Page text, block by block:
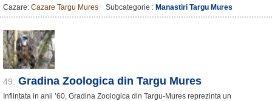
Cazare: Cazare Targu Mures Subcategorie : Manastiri Targu Mures
49. Gradina Zoologica din Targu Mures
Infiintata in anii ’60, Gradina Zoologica din Targu-Mures reprezinta un